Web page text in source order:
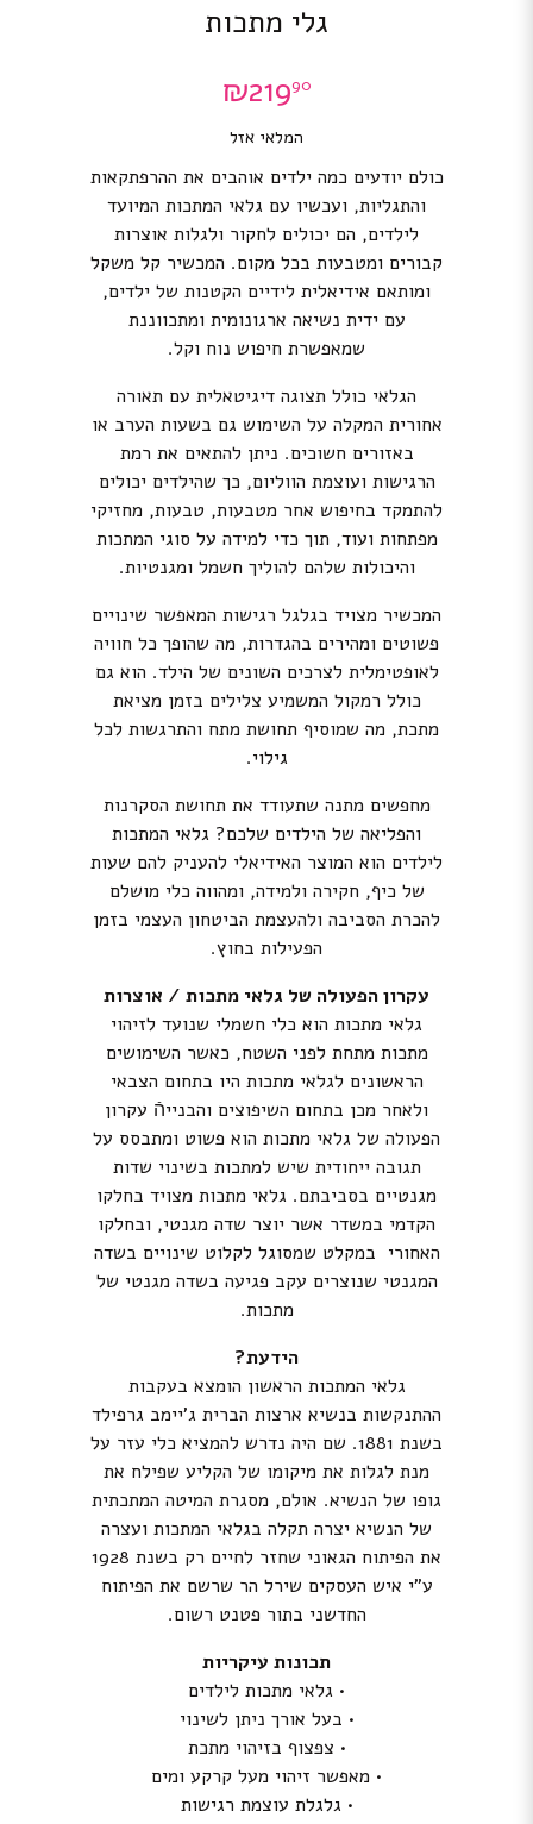
גלי מתכות
₪21990
המלאי אזל
כולם יודעים כמה ילדים אוהבים את ההרפתקאות
והתגליות, ועכשיו עם גלאי המתכות המיועד
לילדים, הם יכולים לחקור ולגלות אוצרות
קבורים ומטבעות בכל מקום. המכשיר קל משקל
ומותאם אידיאלית לידיים הקטנות של ילדים,
עם ידית נשיאה ארגונומית ומתכווננת
שמאפשרת חיפוש נוח וקל.
הגלאי כולל תצוגה דיגיטאלית עם תאורה
אחורית המקלה על השימוש גם בשעות הערב או
באזורים חשוכים. ניתן להתאים את רמת
הרגישות ועוצמת הווליום, כך שהילדים יכולים
להתמקד בחיפוש אחר מטבעות, טבעות, מחזיקי
מפתחות ועוד, תוך כדי למידה על סוגי המתכות
והיכולות שלהם להוליך חשמל ומגנטיות.
המכשיר מצויד בגלגל רגישות המאפשר שינויים
פשוטים ומהירים בהגדרות, מה שהופך כל חוויה
לאופטימלית לצרכים השונים של הילד. הוא גם
כולל רמקול המשמיע צלילים בזמן מציאת
מתכת, מה שמוסיף תחושת מתח והתרגשות לכל
גילוי.
מחפשים מתנה שתעודד את תחושת הסקרנות
והפליאה של הילדים שלכם? גלאי המתכות
לילדים הוא המוצר האידיאלי להעניק להם שעות
של כיף, חקירה ולמידה, ומהווה כלי מושלם
להכרת הסביבה ולהעצמת הביטחון העצמי בזמן
הפעילות בחוץ.
עקרון הפעולה של גלאי מתכות / אוצרות
גלאי מתכות הוא כלי חשמלי שנועד לזיהוי
מתכות מתחת לפני השטח, כאשר השימושים
הראשונים לגלאי מתכות היו בתחום הצבאי
ולאחר מכן בתחום השיפוצים והבנייהֿ עקרון
הפעולה של גלאי מתכות הוא פשוט ומתבסס על
תגובה ייחודית שיש למתכות בשינוי שדות
מגנטיים בסביבתם. גלאי מתכות מצויד בחלקו
הקדמי במשדר אשר יוצר שדה מגנטי, ובחלקו
האחורי במקלט שמסוגל לקלוט שינויים בשדה
המגנטי שנוצרים עקב פגיעה בשדה מגנטי של
מתכות.
הידעת?
גלאי המתכות הראשון הומצא בעקבות
ההתנקשות בנשיא ארצות הברית ג’יימב גרפילד
בשנת 1881. שם היה נדרש להמציא כלי עזר על
מנת לגלות את מיקומו של הקליע שפילח את
גופו של הנשיא. אולם, מסגרת המיטה המתכתית
של הנשיא יצרה תקלה בגלאי המתכות ועצרה
את הפיתוח הגאוני שחזר לחיים רק בשנת 1928
ע”י איש העסקים שירל הר שרשם את הפיתוח
החדשני בתור פטנט רשום.
תכונות עיקריות
• גלאי מתכות לילדים
• בעל אורך ניתן לשינוי
• צפצוף בזיהוי מתכת
• מאפשר זיהוי מעל קרקע ומים
• גלגלת עוצמת רגישות